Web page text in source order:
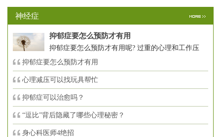
神经症
抑郁症要怎么预防才有用
抑郁症要怎么预防才有用呢? 过重的心理和工作压
抑郁症要怎么预防才有用
心理减压可以找玩具帮忙
抑郁症可以治愈吗？
“逗比”背后隐藏了哪些心理秘密？
身心科医师4绝招